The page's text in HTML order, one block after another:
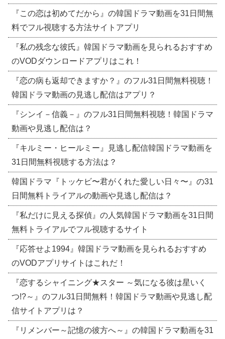
『この恋は初めてだから』の韓国ドラマ動画を31日間無
料でフル視聴する方法サイトアプリ
『私の残念な彼氏』韓国ドラマ動画を見られるおすすめ
のVODダウンロードアプリはこれ！
『恋の病も返却できますか？』のフル31日間無料視聴！
韓国ドラマ動画の見逃し配信はアプリ？
『シンイ－信義－』のフル31日間無料視聴！韓国ドラマ
動画や見逃し配信は？
『キルミー・ヒールミー』見逃し配信韓国ドラマ動画を
31日間無料視聴する方法は？
韓国ドラマ『トッケビ〜君がくれた愛しい日々〜』の31
日間無料トライアルの動画や見逃し配信は？
『私だけに見える探偵』の人気韓国ドラマ動画を31日間
無料トライアルでフル視聴するサイト
『応答せよ1994』韓国ドラマ動画を見られるおすすめ
のVODアプリサイトはこれだ！
『恋するシャイニング★スター ～気になる彼は星いく
つ!?～』のフル31日間無料！韓国ドラマ動画や見逃し配
信サイトアプリは？
『リメンバー～記憶の彼方へ～』の韓国ドラマ動画を31